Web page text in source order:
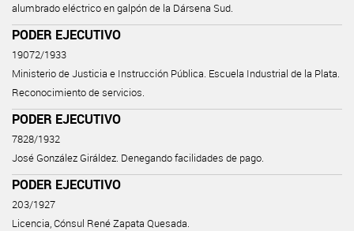
alumbrado eléctrico en galpón de la Dársena Sud.
PODER EJECUTIVO
19072/1933
Ministerio de Justicia e Instrucción Pública. Escuela Industrial de la Plata.
Reconocimiento de servicios.
PODER EJECUTIVO
7828/1932
José González Giráldez. Denegando facilidades de pago.
PODER EJECUTIVO
203/1927
Licencia, Cónsul René Zapata Quesada.